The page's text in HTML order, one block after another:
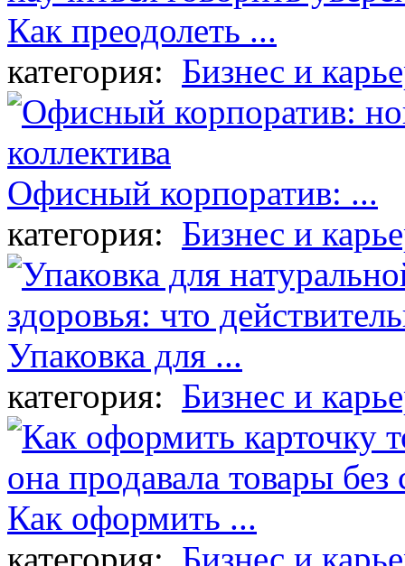
Как преодолеть ...
категория: Бизнес и
Офисный корпоратив: ...
категория: Бизнес и
Упаковка для ...
категория: Бизнес и
Как оформить ...